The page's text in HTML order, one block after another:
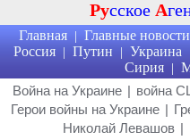
Русское А
Главная | Главные новости
Россия | Путин | Украина
Сирия |
Война на Украине | война
Герои войны на Украине |
Николай Левашов |